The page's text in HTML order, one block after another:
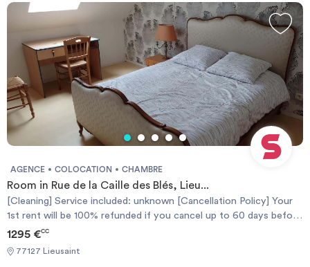
50% si vous annulez jusqu'à 30 jours avant.
AGENCE COLOCATION CHAMBRE
Room in Rue de la Caille des Blés, Lieu...
[Cleaning] Service included: unknown [Cancellation Policy] Your
1st rent will be 100% refunded if you cancel up to 60 days before
the contract start date or you'll get a 50% refund if you cancel
up to 30 days. [Politique d'Annulation] Votre 1er loyer sera
remboursé à 100% si vous annulez jusqu'à 60 jours avant la date
1295 €CC
77127 Lieusaint